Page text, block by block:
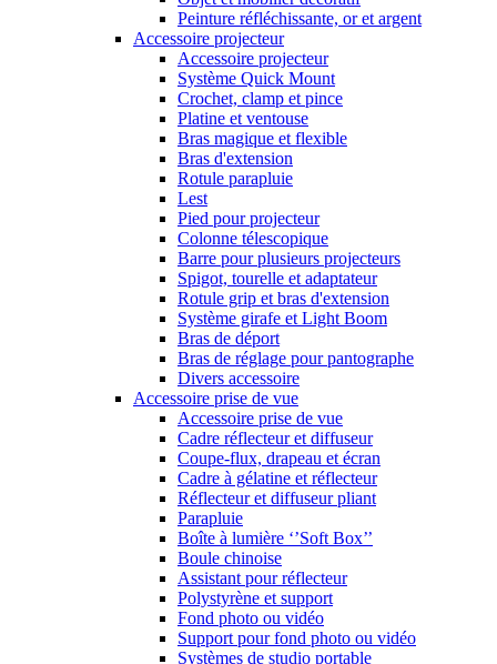
Peinture réfléchissante, or et argent
Accessoire projecteur
Accessoire projecteur
Système Quick Mount
Crochet, clamp et pince
Platine et ventouse
Bras magique et flexible
Bras d'extension
Rotule parapluie
Lest
Pied pour projecteur
Colonne télescopique
Barre pour plusieurs projecteurs
Spigot, tourelle et adaptateur
Rotule grip et bras d'extension
Système girafe et Light Boom
Bras de déport
Bras de réglage pour pantographe
Divers accessoire
Accessoire prise de vue
Accessoire prise de vue
Cadre réflecteur et diffuseur
Coupe-flux, drapeau et écran
Cadre à gélatine et réflecteur
Réflecteur et diffuseur pliant
Parapluie
Boîte à lumière ‘’Soft Box’’
Boule chinoise
Assistant pour réflecteur
Polystyrène et support
Fond photo ou vidéo
Support pour fond photo ou vidéo
Systèmes de studio portable